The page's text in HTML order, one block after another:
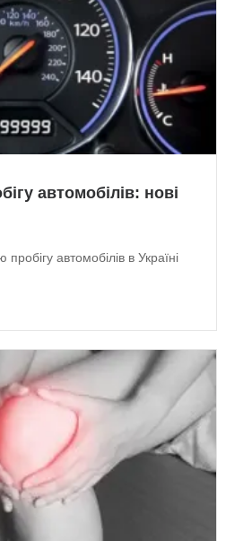
автомобілів: нові
автомобілів в Україні